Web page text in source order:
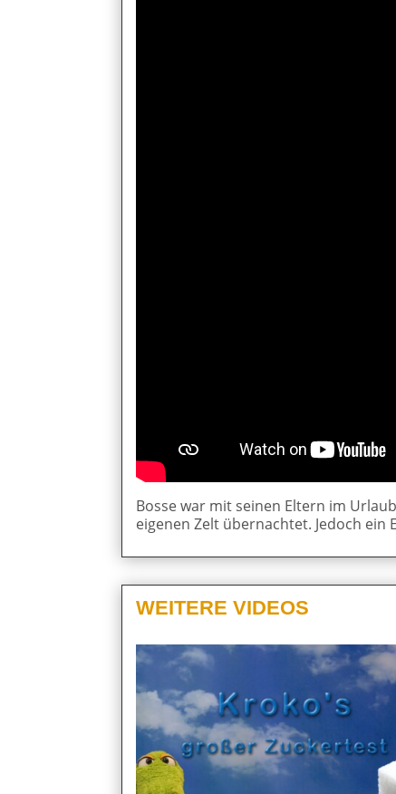
Bosse war mit seinen Eltern im
eigenen Zelt übernachtet. Jedoch ein
WEITERE VIDEOS